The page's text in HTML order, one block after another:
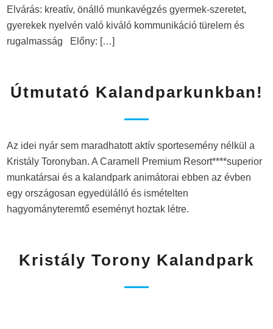
Elvárás: kreatív, önálló munkavégzés gyermek-szeretet,
gyerekek nyelvén való kiváló kommunikáció türelem és
rugalmasság Előny: […]
Útmutató Kalandparkunkban!
Az idei nyár sem maradhatott aktív sportesemény nélkül a
Kristály Toronyban. A Caramell Premium Resort****superior
munkatársai és a kalandpark animátorai ebben az évben
egy országosan egyedülálló és ismételten
hagyományteremtő eseményt hoztak létre.
Kristály Torony Kalandpark